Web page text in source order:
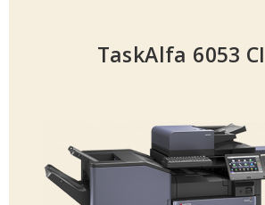
TaskAlfa 6053